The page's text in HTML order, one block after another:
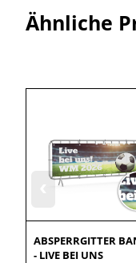
Ähnliche
ABSPERRGITTER
- LIVE BEI UNS